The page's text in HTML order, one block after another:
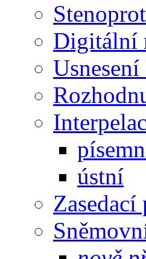
Digitální
ústní
Zasedací